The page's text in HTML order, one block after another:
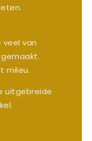
van
mileu.
uitgebreide